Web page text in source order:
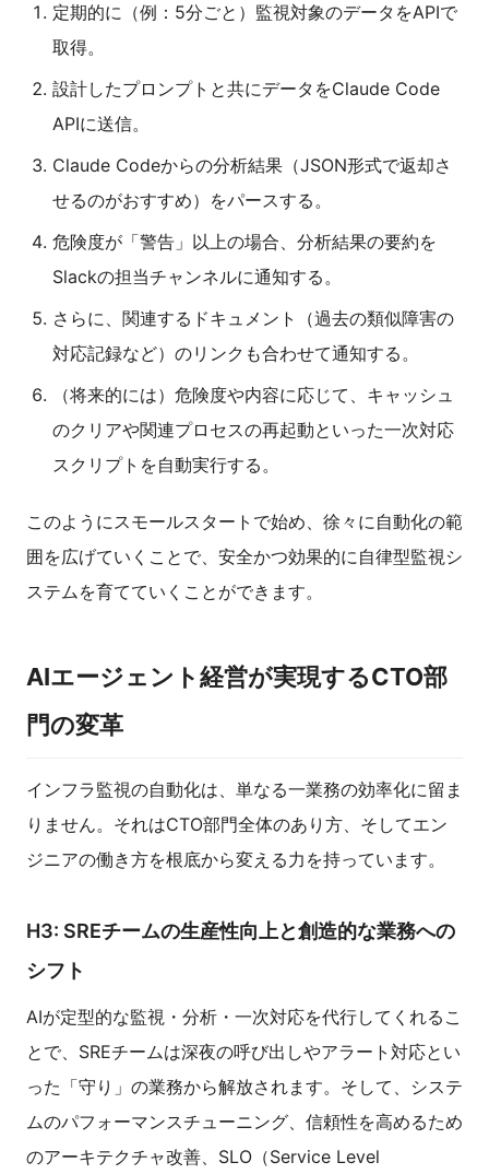
定期的に（例：5分ごと）監視対象のデータをAPIで
取得。
設計したプロンプトと共にデータをClaude Code
APIに送信。
Claude Codeからの分析結果（JSON形式で返却さ
せるのがおすすめ）をパースする。
危険度が「警告」以上の場合、分析結果の要約を
Slackの担当チャンネルに通知する。
さらに、関連するドキュメント（過去の類似障害の
対応記録など）のリンクも合わせて通知する。
（将来的には）危険度や内容に応じて、キャッシュ
のクリアや関連プロセスの再起動といった一次対応
スクリプトを自動実行する。
このようにスモールスタートで始め、徐々に自動化の範
囲を広げていくことで、安全かつ効果的に自律型監視シ
ステムを育てていくことができます。
AIエージェント経営が実現するCTO部
門の変革
インフラ監視の自動化は、単なる一業務の効率化に留ま
りません。それはCTO部門全体のあり方、そしてエン
ジニアの働き方を根底から変える力を持っています。
H3: SREチームの生産性向上と創造的な業務への
シフト
AIが定型的な監視・分析・一次対応を代行してくれるこ
とで、SREチームは深夜の呼び出しやアラート対応とい
った「守り」の業務から解放されます。そして、システ
ムのパフォーマンスチューニング、信頼性を高めるため
のアーキテクチャ改善、SLO（Service Level